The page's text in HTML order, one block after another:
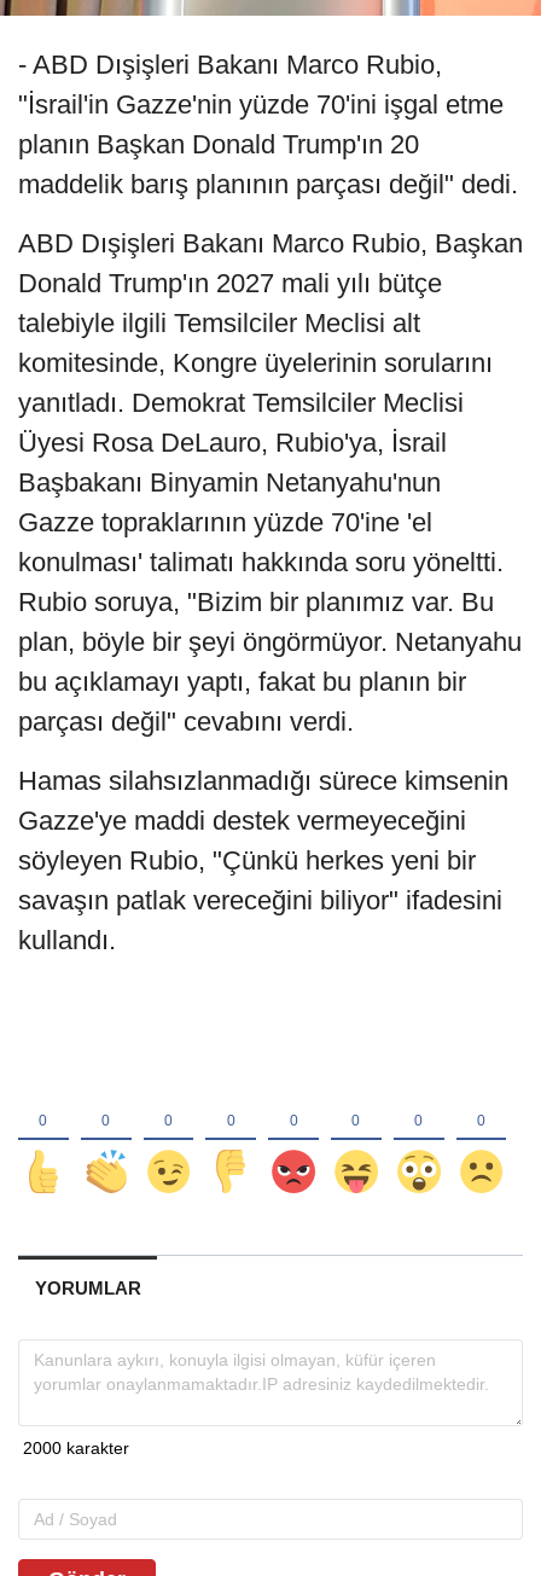
- ABD Dışişleri Bakanı Marco Rubio,
"İsrail'in Gazze'nin yüzde 70'ini işgal etme
planın Başkan Donald Trump'ın 20
maddelik barış planının parçası değil" dedi.
ABD Dışişleri Bakanı Marco Rubio, Başkan
Donald Trump'ın 2027 mali yılı bütçe
talebiyle ilgili Temsilciler Meclisi alt
komitesinde, Kongre üyelerinin sorularını
yanıtladı. Demokrat Temsilciler Meclisi
Üyesi Rosa DeLauro, Rubio'ya, İsrail
Başbakanı Binyamin Netanyahu'nun
Gazze topraklarının yüzde 70'ine 'el
konulması' talimatı hakkında soru yöneltti.
Rubio soruya, "Bizim bir planımız var. Bu
plan, böyle bir şeyi öngörmüyor. Netanyahu
bu açıklamayı yaptı, fakat bu planın bir
parçası değil" cevabını verdi.
Hamas silahsızlanmadığı sürece kimsenin
Gazze'ye maddi destek vermeyeceğini
söyleyen Rubio, "Çünkü herkes yeni bir
savaşın patlak vereceğini biliyor" ifadesini
kullandı.
YORUMLAR